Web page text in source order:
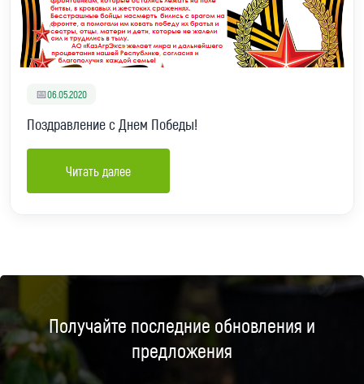
📅06.05.2020
Поздравление с Днем Победы!
Читать далее
Получайте последние обновления и
предложения